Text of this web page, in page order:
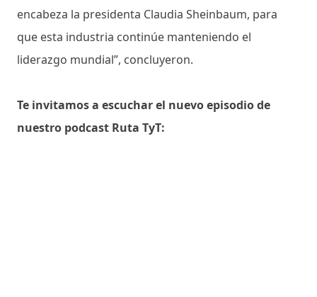
encabeza la presidenta Claudia Sheinbaum, para
que esta industria continúe manteniendo el
liderazgo mundial”, concluyeron.
Te invitamos a escuchar el nuevo episodio de
nuestro podcast Ruta TyT: